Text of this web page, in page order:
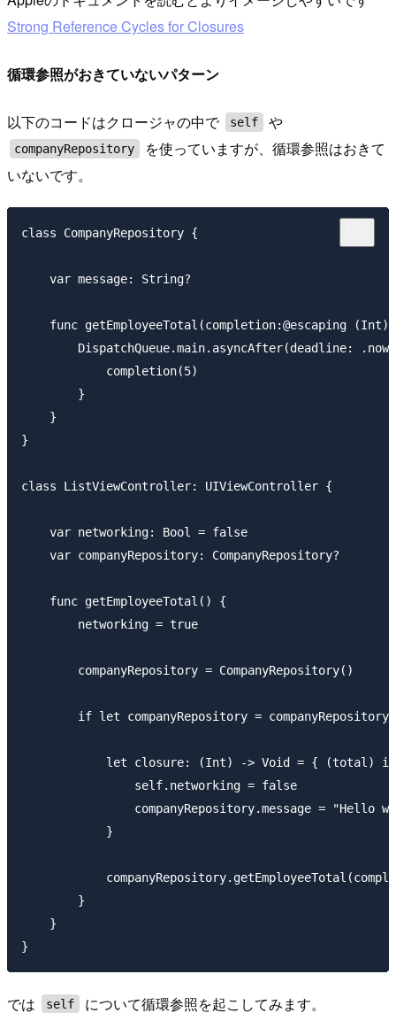
Strong Reference Cycles for Closures
循環参照がおきていないパターン
以下のコードはクロージャの中で self や
companyRepository
を使っていますが、循環参照はおきて
いないです。
class CompanyRepository {
    var message: String?
func getEmployeeTotal(completion:@escaping (Int)
DispatchQueue.main.asyncAfter(deadline:
            completion(5)
        }
    }
}
class ListViewController: UIViewController {
    var networking: Bool = false
    var companyRepository: CompanyRepository?
    func getEmployeeTotal() {
        networking = true
        companyRepository = CompanyRepository()
if let companyRepository = companyRepository
            let closure: (Int) -> Void = { (total) in
                self.networking = false
companyRepository.message = "Hello
            }
        }
    }
では self について循環参照を起こしてみます。